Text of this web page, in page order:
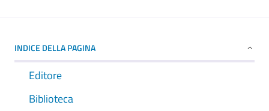
INDICE DELLA PAGINA
Editore
Biblioteca